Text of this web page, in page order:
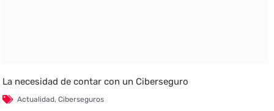
La necesidad de contar con un Ciberseguro
Actualidad,Ciberseguros